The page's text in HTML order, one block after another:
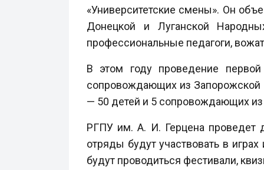
«Университетские смены». Он
Донецкой и Луганской
профессиональные педагоги,
В этом году проведение
сопровождающих из Запорожской
— 50 детей и 5 сопровождающих
РГПУ им. А. И. Герцена проведет
отряды будут участвовать в
будут проводиться фестивали,